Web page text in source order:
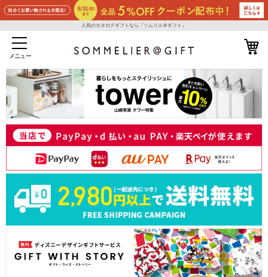
人気のカタログギフトなら『ソムリエ＠ギフト』
メニュー